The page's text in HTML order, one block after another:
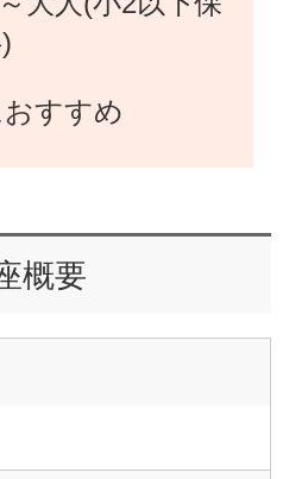
すすめ
概要